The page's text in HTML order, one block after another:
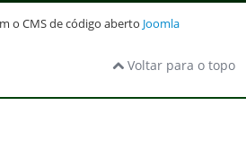
o CMS de código aberto Joomla
Voltar para o topo